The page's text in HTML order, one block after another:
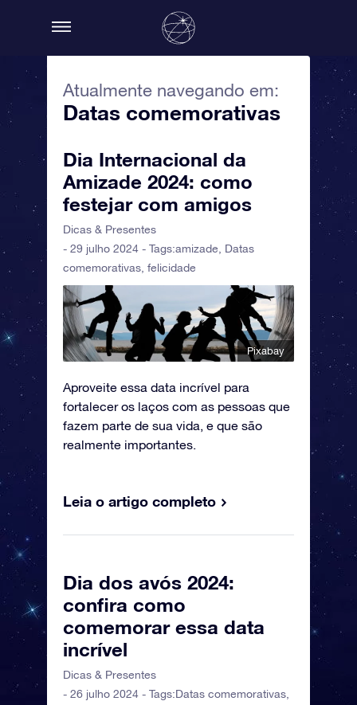
Atualmente navegando em:
Datas comemorativas
Dia Internacional da
Amizade 2024: como
festejar com amigos
Dicas & Presentes
- 29 julho 2024 - Tags:amizade
Datas
comemorativas felicidade
Pixabay
Aproveite essa data incrível para
fortalecer os laços com as pessoas que
fazem parte de sua vida, e que são
realmente importantes.
Leia o artigo completo
Dia dos avós 2024:
confira como
comemorar essa data
incrível
Dicas & Presentes
- 26 julho 2024 - Tags:Datas comemorativas